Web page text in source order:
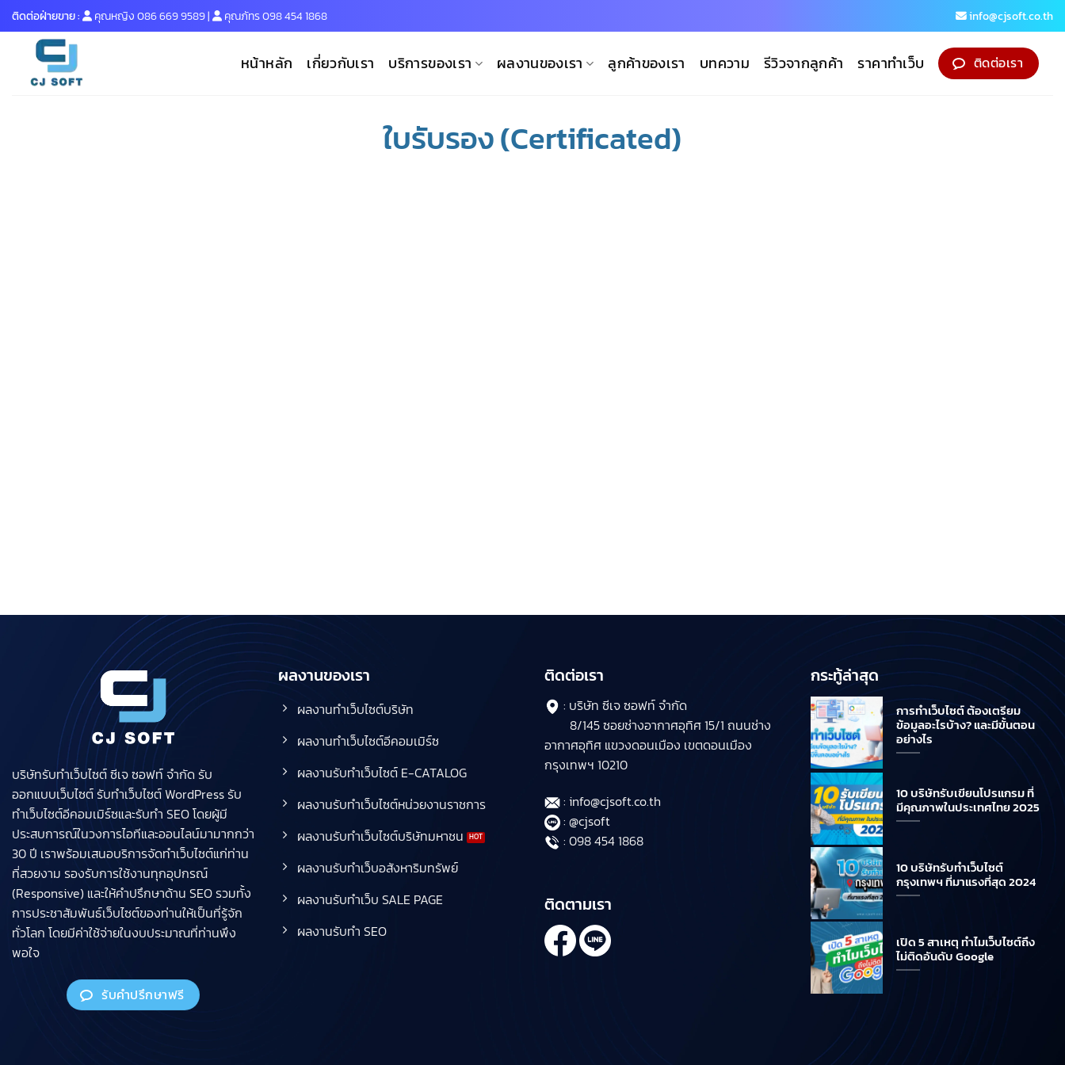
Skip
to
content
ติดต่อฝ่ายขาย : คุณหญิง 086 669 9589| คุณภัทร098 454 1868 info@cjsoft.co.th
หน้าหลัก เกี่ยวกับเรา บริการของเรา ผลงานของเรา ลูกค้าของเรา บทความ รีวิวจากลูกค้า ราคาทำเว็บ ติดต่อเรา
ใบรับรอง (Certificated)
บริษัทรับทําเว็บไซต์ ซีเจ ซอฟท์ จำกัด รับ
ออกแบบเว็บไซต์ รับทำเว็บไซต์ WordPress รับ
ทำเว็บไซต์อีคอมเมิร์ซและรับทำ SEO โดยผู้มี
ประสบการณ์ในวงการไอทีและออนไลน์มามากกว่า
30 ปี เราพร้อมเสนอบริการจัดทำเว็บไซต์แก่ท่าน
ที่สวยงาม รองรับการใช้งานทุกอุปกรณ์
(Responsive) และให้คำปรึกษาด้าน SEO รวมทั้ง
การประชาสัมพันธ์เว็บไซต์ของท่านให้เป็นที่รู้จัก
ทั่วโลก โดยมีค่าใช้จ่ายในงบประมาณที่ท่านพึง
พอใจ
รับคำปรึกษาฟรี
ผลงานของเรา
ผลงานทำเว็บไซต์บริษัท
ผลงานทำเว็บไซต์อีคอมเมิร์ซ
ผลงานรับทำเว็บไซต์ E-CATALOG
ผลงานรับทำเว็บไซต์หน่วยงานราชการ
ผลงานรับทำเว็บไซต์บริษัทมหาชน
ผลงานรับทำเว็บอสังหาริมทรัพย์
ผลงานรับทำเว็บ SALE PAGE
ผลงานรับทำ SEO
ติดต่อเรา
: บริษัท ซีเจ ซอฟท์ จำกัด
8/145 ซอยช่างอากาศอุทิศ 15/1 ถนนช่าง
อากาศอุทิศ แขวงดอนเมือง เขตดอนเมือง
กรุงเทพฯ 10210
: info@cjsoft.co.th
: @cjsoft
: 098 454 1868
ติดตามเรา
กระทู้ล่าสุด
การทำเว็บไซต์ ต้องเตรียม
ข้อมูลอะไรบ้าง? และมีขั้นตอน
อย่างไร
10 บริษัทรับเขียนโปรแกรม ที่
มีคุณภาพในประเทศไทย 2025
10 บริษัทรับทำเว็บไซต์
กรุงเทพฯ ที่มาแรงที่สุด 2024
เปิด 5 สาเหตุ ทำไมเว็บไซต์ถึง
ไม่ติดอันดับ Google